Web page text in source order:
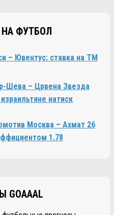
ФУТБОЛ
– Ювентус: ставка на ТМ
Шева – Црвена Звезда
натиск
Москва – Ахмат 26
1.78